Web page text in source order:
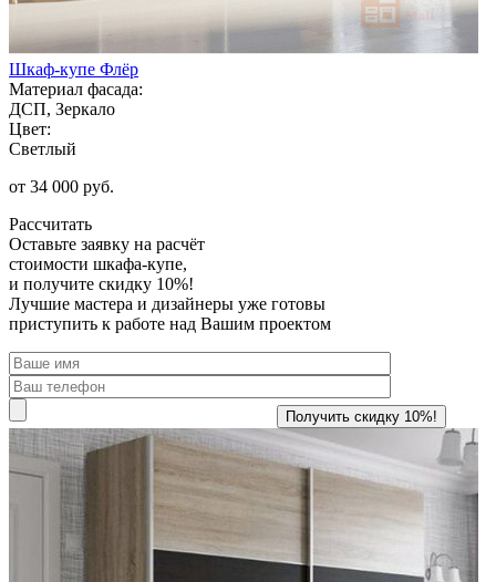
Шкаф-купе Флёр
Материал фасада:
ДСП, Зеркало
Цвет:
Светлый
от 34 000 руб.
Рассчитать
Оставьте заявку на расчёт
стоимости шкафа-купе,
и получите скидку 10%!
Лучшие мастера и дизайнеры уже готовы
приступить к работе над Вашим проектом